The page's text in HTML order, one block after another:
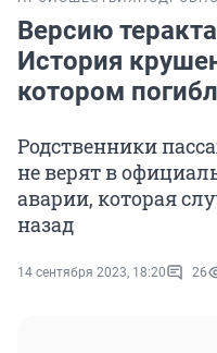
Версию
История
котором
Родственники
не верят в
аварии, которая
назад
14 сентября 2023, 18:20 26